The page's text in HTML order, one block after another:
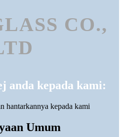
CO.,
anda kepada kami:
hantarkannya kepada kami
Umum